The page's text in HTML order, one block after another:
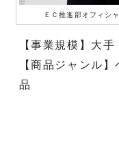
ＥＣ推進部オフィシ
【事業規模】大手
【商品ジャンル
品